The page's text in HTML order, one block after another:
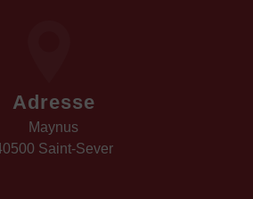
Adresse
Maynus
Saint-Sever